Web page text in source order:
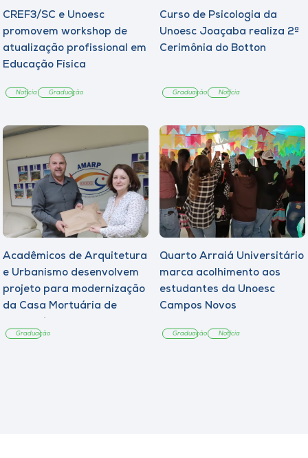
CREF3/SC e Unoesc
promovem workshop de
atualização profissional em
Educação Física
Notícia Graduação
Curso de Psicologia da
Unoesc Joaçaba realiza 2ª
Cerimônia do Botton
Graduação Notícia
Acadêmicos de Arquitetura
e Urbanismo desenvolvem
projeto para modernização
da Casa Mortuária de
Graduação
Quarto Arraiá Universitário
marca acolhimento aos
estudantes da Unoesc
Campos Novos
Graduação Notícia